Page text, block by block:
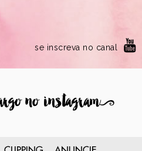
se inscreva no canal
no instagram9